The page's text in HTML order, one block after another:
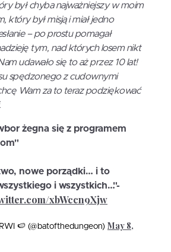
był chyba najważniejszy w moim
który był misją i miał jedno
– po prostu pomagał
tym, nad których losem nikt
udawało się to aż przez 10 lat!
spędzonego z cudownymi
Wam za to teraz podziękować
żegna się z programem
nowe porządki… i to
i wszystkich…"-
xbWccn9Xjw
🍉 (@batofthedungeon) May 8,